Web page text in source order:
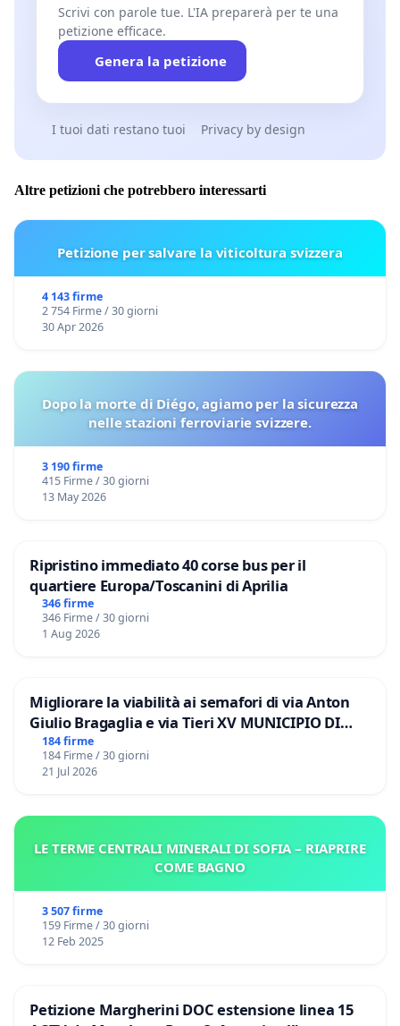
Scrivi con parole tue. L'IA preparerà per te una
petizione efficace.
Genera la petizione
I tuoi dati restano tuoi Privacy by design
Altre petizioni che potrebbero interessarti
Petizione per salvare la viticoltura svizzera
4 143 firme
2 754 Firme / 30 giorni
30 Apr 2026
Dopo la morte di Diégo, agiamo per la sicurezza
nelle stazioni ferroviarie svizzere.
3 190 firme
415 Firme / 30 giorni
13 May 2026
Ripristino immediato 40 corse bus per il
quartiere Europa/Toscanini di Aprilia
346 firme
346 Firme / 30 giorni
1 Aug 2026
Migliorare la viabilità ai semafori di via Anton
Giulio Bragaglia e via Tieri XV MUNICIPIO DI
ROMA
184 firme
184 Firme / 30 giorni
21 Jul 2026
LE TERME CENTRALI MINERALI DI SOFIA – RIAPRIRE
COME BAGNO
3 507 firme
159 Firme / 30 giorni
12 Feb 2025
Petizione Margherini DOC estensione linea 15